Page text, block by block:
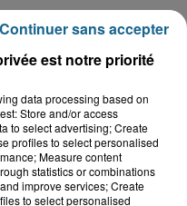
dans le ciel de
d'une mort certaine
à...
est notre priorité
data processing based on
Store and/or access
to select advertising; Create
profiles to select personalised
Measure content
statistics or combinations
improve services; Create
to select personalised
Continuer sans accepter